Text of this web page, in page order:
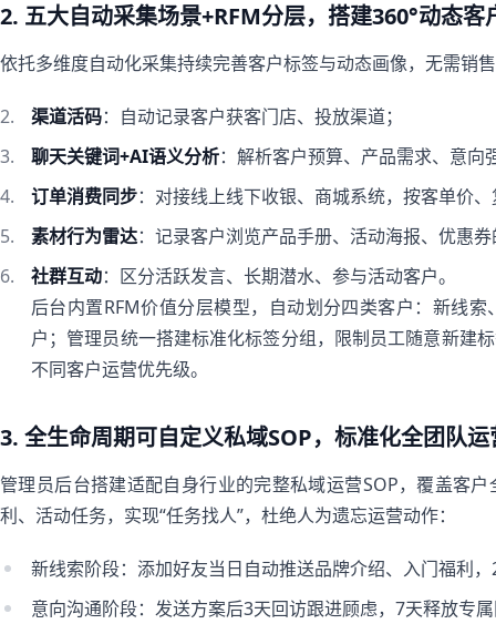
2. 五大自动采集场景+RFM分层，搭建360°动态客
依托多维度自动化采集持续完善客户标签与动态画像，无需销
渠道活码：自动记录客户获客门店、投放渠道；
聊天关键词+AI语义分析：解析客户预算、产品需求、意向
订单消费同步：对接线上线下收银、商城系统，按客单价
素材行为雷达：记录客户浏览产品手册、活动海报、优惠
社群互动：区分活跃发言、长期潜水、参与活动客户。
后台内置RFM价值分层模型，自动划分四类客户：新线
户；管理员统一搭建标准化标签分组，限制员工随意新建
不同客户运营优先级。
3. 全生命周期可自定义私域SOP，标准化全团队
管理员后台搭建适配自身行业的完整私域运营SOP，覆盖客
利、活动任务，实现“任务找人”，杜绝人为遗忘运营动作：
新线索阶段：添加好友当日自动推送品牌介绍、入门福利
意向沟通阶段：发送方案后3天回访跟进顾虑，7天释放专